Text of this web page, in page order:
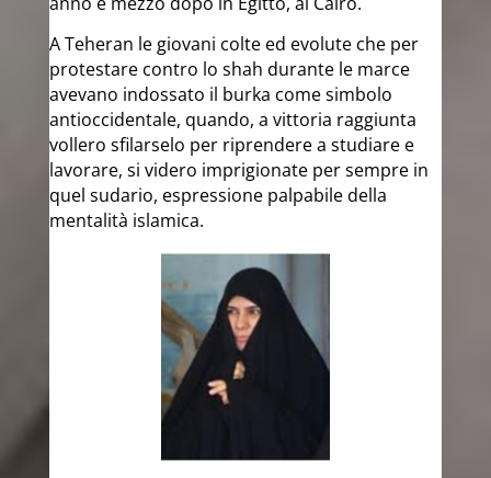
A Teheran le giovani colte ed evolute che per
protestare contro lo shah durante le marce
avevano indossato il burka come simbolo
antioccidentale, quando, a vittoria raggiunta
vollero sfilarselo per riprendere a studiare e
lavorare, si videro imprigionate per sempre in
quel sudario, espressione palpabile della
mentalità islamica.​